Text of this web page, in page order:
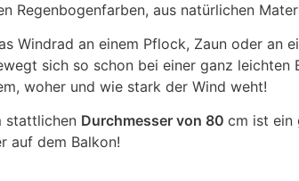
Regenbogenfarben, aus natürlichen
Windrad an einem Pflock, Zaun oder an
sich so schon bei einer ganz leichten
woher und wie stark der Wind weht!
stattlichen Durchmesser von 80 cm ist ein
auf dem Balkon!